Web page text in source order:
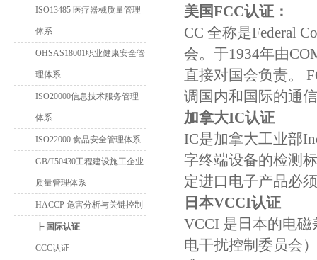
ISO13485 医疗器械质量管理
体系
OHSAS18001职业健康安全管
理体系
ISO20000信息技术服务管理
体系
ISO22000 食品安全管理体系
GB/T50430工程建设施工企业
质量管理体系
HACCP 危害分析与关键控制
┠ 国际认证
CCC认证
美国FCC认证：
CC 全称是Federal
会。于1934年由
直接对国会负责。
调国内和国际的通
加拿大IC认证
IC是加拿大工业部
字终端设备的检测
定进口电子产品必
日本VCCI认证
VCCI 是日本的电
电干扰控制委员会